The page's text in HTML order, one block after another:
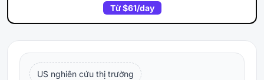
Từ$61/day
US nghiên cứu thị trường